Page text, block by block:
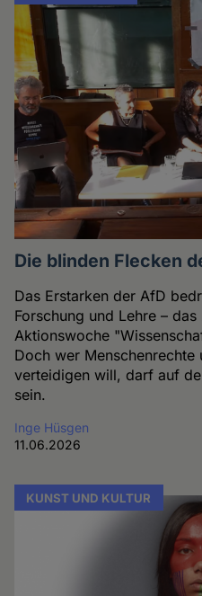
Die blinden Flecken
Das Erstarken der AfD
Forschung und Lehre –
Aktionswoche
Doch wer Menschenrechte
verteidigen will, darf auf
sein.
Inge Hüsgen
11.06.2026
KUNST UND KULTUR